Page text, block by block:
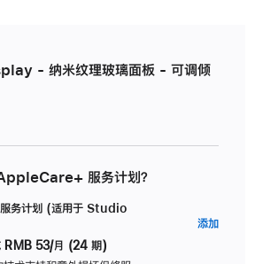
- 纳米纹理玻璃面板 - 可调倾
服务计划？
务计划 (适用于 Studio
RMB 53/月 (24 期)
添加